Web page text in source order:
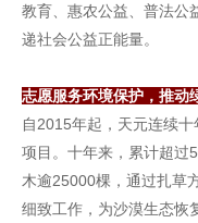
教育、惠农公益、普法公
递社会公益正能量。
志愿服务环境保护，推动
自2015年起，天元连续
项目。十年来，累计超过
木逾25000棵，通过扎草
细致工作，为沙漠生态恢